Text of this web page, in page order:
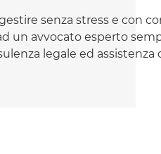
senza stress e con
un avvocato esperto
legale ed assistenza